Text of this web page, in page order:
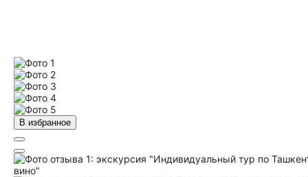
В избранное